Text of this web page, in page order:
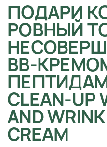
ПОДАРИ
РОВНЫЙ
ВВ-
CLEAN-UP
AND
CREAM